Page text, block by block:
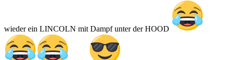
wieder ein LINCOLN mit Dampf unter der HOOD